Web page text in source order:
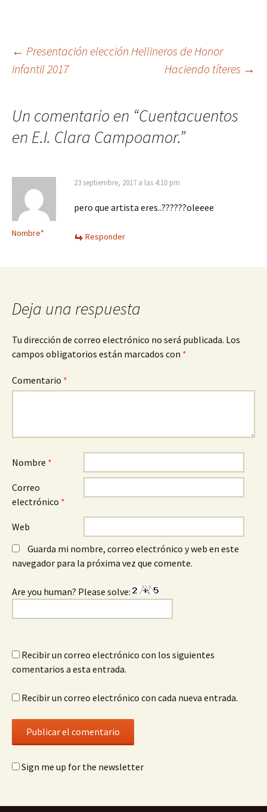
Navegación
entradas
← Presentación elección Hellineros de Honor
infantil 2017
Haciendo títeres →
Un comentario en “Cuentacuentos
en E.I. Clara Campoamor.”
Nombre*
23 septiembre, 2017 a las 4:10 pm
pero que artista eres..??????oleeee
Responder
Deja una respuesta
Tu dirección de correo electrónico no será publicada. Los
campos obligatorios están marcados con *
Comentario *
Nombre *
Correo
electrónico *
Web
Guarda mi nombre, correo electrónico y web en este
navegador para la próxima vez que comente.
Are you human? Please solve:
Recibir un correo electrónico con los siguientes
comentarios a esta entrada.
Recibir un correo electrónico con cada nueva entrada.
Sign me up for the newsletter